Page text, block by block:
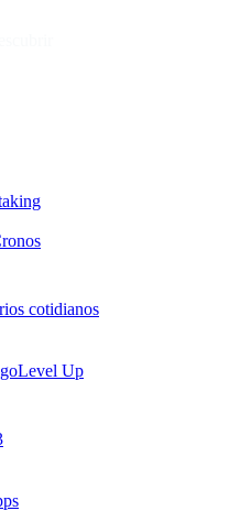
cotidianos
Level Up